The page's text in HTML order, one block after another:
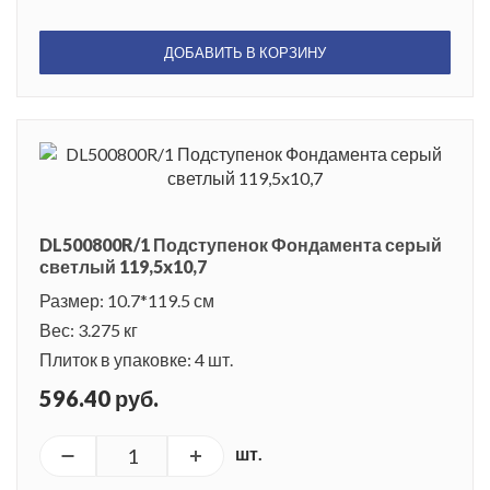
ДОБАВИТЬ В КОРЗИНУ
DL500800R/1 Подступенок Фондамента серый
светлый 119,5x10,7
Размер: 10.7*119.5 см
Вес: 3.275 кг
Плиток в упаковке: 4 шт.
596.40 руб.
шт.